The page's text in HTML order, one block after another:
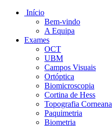
Início
Bem-vindo
A Equipa
Exames
OCT
UBM
Campos Visuais
Ortóptica
Biomicroscopia
Cortina de Hess
Topografia Corneana
Paquimetria
Biometria